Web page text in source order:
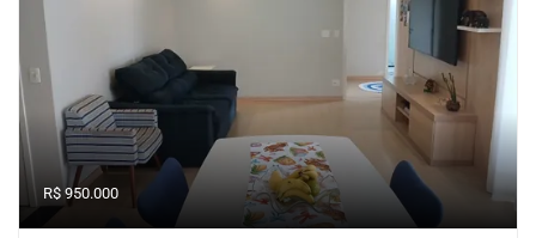
R$ 950.000